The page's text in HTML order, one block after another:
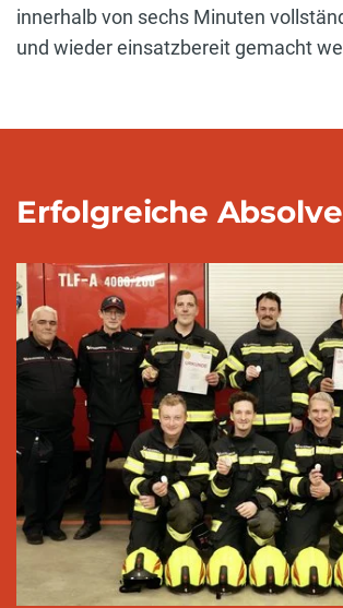
innerhalb von sechs Minuten
und wieder einsatzbereit gemacht
Erfolgreiche